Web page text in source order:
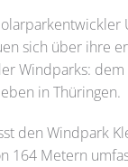
sich über ihre
Windparks:
in Thüringen.
den Windpark
164 Metern